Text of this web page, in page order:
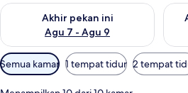
Akhir pekan ini
Agu 7 - Agu 9
Periksa ketersediaan untuk akhir
Filter
tersedia
untuk
Semua kamar 1 tempat tidur 2 tempat